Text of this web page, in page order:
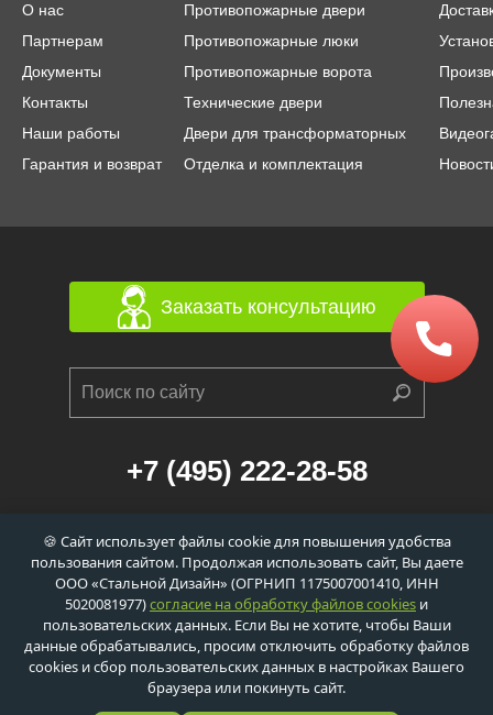
О нас
Партнерам
Документы
Контакты
Наши работы
Гарантия и возврат
Противопожарные двери
Противопожарные люки
Противопожарные ворота
Технические двери
Двери для трансформаторных
Отделка и комплектация
Политика обработки персональных данных
Политика обработки сookie-файлов
Заказать консультацию
+7 (495) 222-28-58
к. 1 (станция метро «Сокол», 560м)
info@dveri-ei-60.ru
🍪 Сайт использует файлы cookie для повышения удобства
пользования сайтом. Продолжая использовать сайт, Вы даете
ООО «Стальной Дизайн» (ОГРНИП 1175007001410, ИНН
5020081977)согласие на обработку файлов cookies и
пользовательских данных. Если Вы не хотите, чтобы Ваши
данные обрабатывались, просим отключить обработку файлов
cookies и сбор пользовательских данных в настройках Вашего
браузера или покинуть сайт.